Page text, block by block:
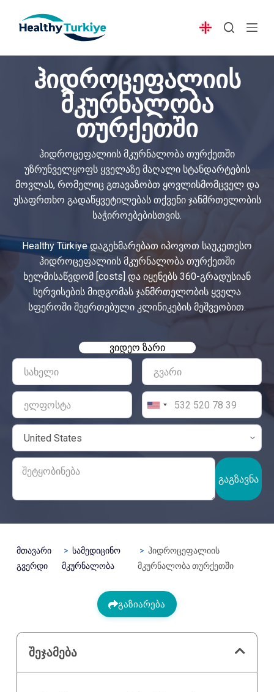
p
n
t
ჰიდროცეფალიის
მკურნალობა
თურქეთში
ჰიდროცეფალიის მკურნალობა თურქეთში
უზრუნველყოფს ყველაზე მაღალი სტანდარტების
მოვლას, რომელიც გთავაზობთ ყოვლისმომცველ და
უსაფრთხო გადაწყვეტილებას თქვენი ჯანმრთელობის
საჭიროებებისთვის.
Healthy Türkiye დაგეხმარებათ იპოვოთ საუკეთესო
ჰიდროცეფალიის მკურნალობა თურქეთში
ხელმისაწვდომ [costs] და იყენებს 360-გრადუსიან
სერვისების მიდგომას ჯანმრთელობის ყველა
სფეროში შეერთებული კლინიკების მეშვეობით.
ᲕᲘᲓᲔᲝ ᲖᲐᲠᲘ
ᲒᲐᲒᲖᲐᲕᲜᲐ
მთავარი
გვერდი
სამედიცინო
მკურნალობა
ჰიდროცეფალიის
მკურნალობა თურქეთში
გაზიარება
შეჯამება